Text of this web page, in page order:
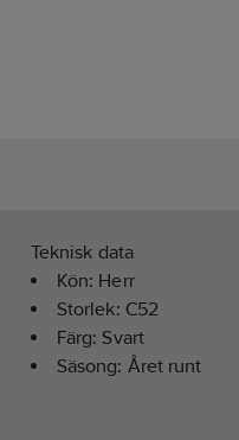
Teknisk data
Kön: Herr
Storlek: C52
Färg:Svart
Säsong: Året runt